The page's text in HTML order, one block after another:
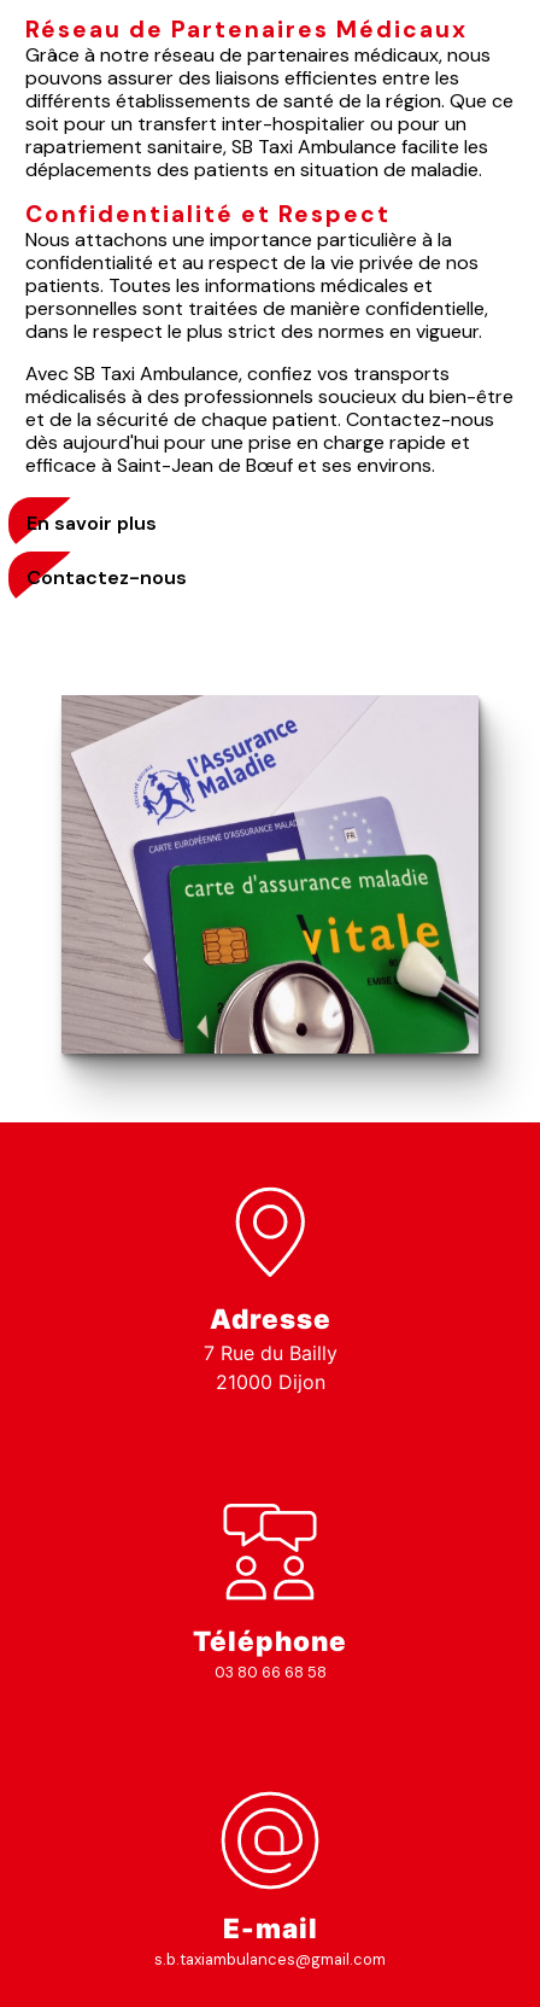
Réseau de Partenaires Médicaux
Grâce à notre réseau de partenaires médicaux, nous
pouvons assurer des liaisons efficientes entre les
différents établissements de santé de la région. Que ce
soit pour un transfert inter-hospitalier ou pour un
rapatriement sanitaire, SB Taxi Ambulance facilite les
déplacements des patients en situation de maladie.
Confidentialité et Respect
Nous attachons une importance particulière à la
confidentialité et au respect de la vie privée de nos
patients. Toutes les informations médicales et
personnelles sont traitées de manière confidentielle,
dans le respect le plus strict des normes en vigueur.
Avec SB Taxi Ambulance, confiez vos transports
médicalisés à des professionnels soucieux du bien-être
et de la sécurité de chaque patient. Contactez-nous
dès aujourd'hui pour une prise en charge rapide et
efficace à Saint-Jean de Bœuf et ses environs.
En savoir plus
Contactez-nous
Adresse
7 Rue du Bailly
21000 Dijon
Téléphone
03 80 66 68 58
E-mail
s.b.taxiambulances@gmail.com